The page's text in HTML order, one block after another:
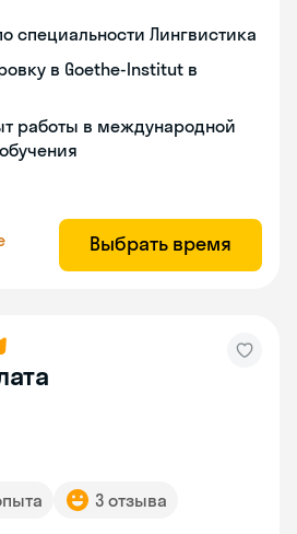
специальности Лингвистика
в Goethe-Institut в
работы в международной
Выбрать время
3 отзыва